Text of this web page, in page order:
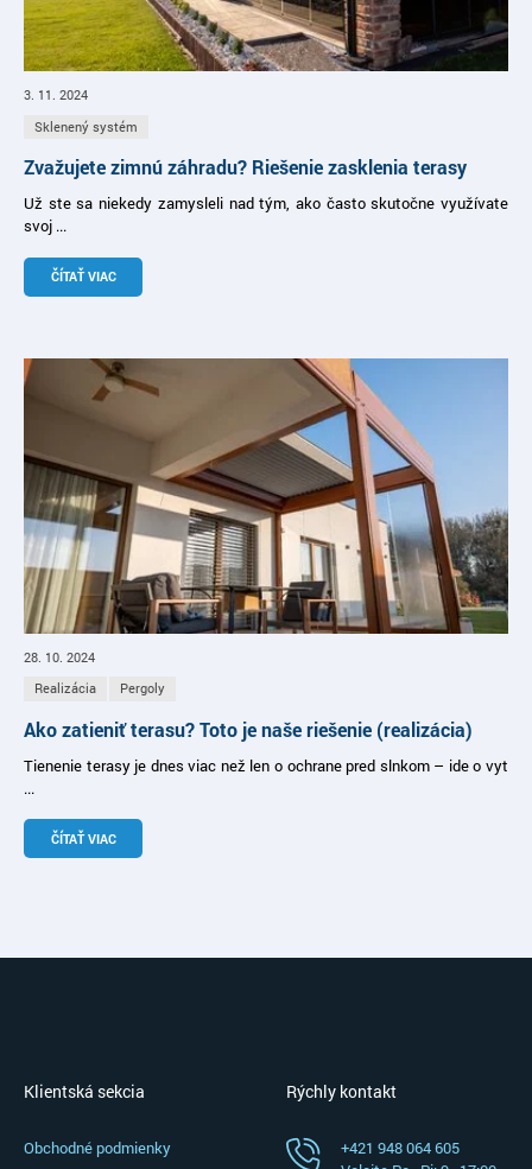
3. 11. 2024
Sklenený systém
Zvažujete zimnú záhradu? Riešenie zasklenia terasy
Už ste sa niekedy zamysleli nad tým, ako často skutočne využívate
svoj ...
ČÍTAŤ VIAC
28. 10. 2024
Realizácia
Pergoly
Ako zatieniť terasu? Toto je naše riešenie (realizácia)
Tienenie terasy je dnes viac než len o ochrane pred slnkom – ide o vyt
...
ČÍTAŤ VIAC
Klientská sekcia
Obchodné podmienky
Rýchly kontakt
+421 948 064 605